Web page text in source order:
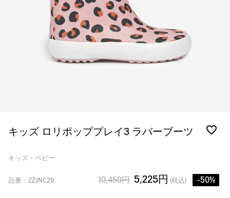
キッズ ロリポッププレイ3 ラバーブーツ
キッズ・ベビー
品番：ZZJNC29 10,450円 5,225円 (税込) -50%